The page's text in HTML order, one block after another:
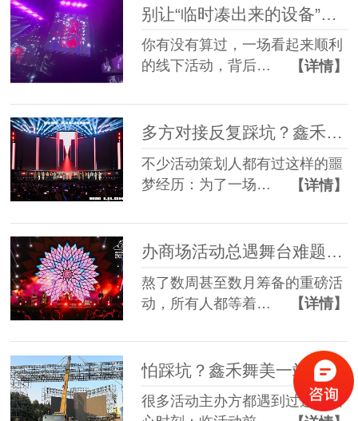
你有没有算过，一场看起来顺利
的线下活动，背后…
【详情】
多方对接反复踩坑？鑫禾舞美一站式舞美服务让你少走90%弯路
不少活动策划人都有过这样的噩
梦经历：为了一场…
【详情】
办商场活动总遇舞台难题？鑫禾舞美一站式帮你解决
熬了数周甚至数月筹备的重磅活
动，所有人都等着…
【详情】
怕踩坑？鑫禾舞美一站式租赁搭建帮你省一半心
很多活动主办方都遇到过这些糟